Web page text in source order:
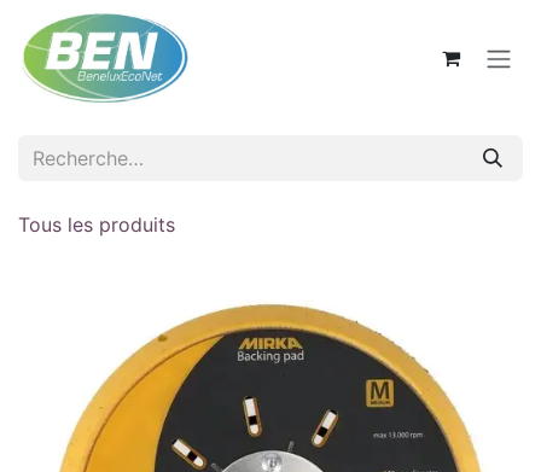
Se rendre au contenu
Tous les produits